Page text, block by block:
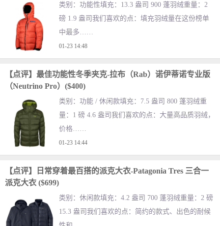
类别：功能性填充：13.3 盎司 900 蓬羽绒重量：2
磅 1.9 盎司我们喜欢的点：填充羽绒量在这份榜单
中最多……
01-23 14:48
【点评】最佳功能性冬季夹克-拉布（Rab）诺伊蒂诺专业版
（Neutrino Pro）($400)
类别：功能 / 休闲款填充：7.5 盎司 800 蓬羽绒重
量：1 磅 4.6 盎司我们喜欢的点：大量高品质羽绒，
价格……
01-23 14:44
【点评】日常穿着最百搭的派克大衣-Patagonia Tres 三合一
派克大衣 ($699)
类别：休闲款填充：4.2 盎司 700 蓬羽绒重量：2 磅
15.3 盎司我们喜欢的点：简约的款式、出色的耐候